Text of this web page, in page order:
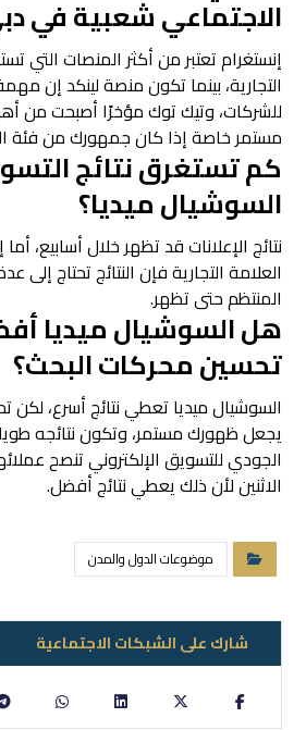
الاجتماعي شعبية في
إنستغرام تعتبر من أكثر المنصات التي
التجارية، بينما تكون منصة لينكد إن
للشركات، وتيك توك مؤخرًا أصبحت من
مستمر خاصة إذا كان جمهورك من فئة
كم تستغرق نتائج
السوشيال ميديا؟
نتائج الإعلانات قد تظهر خلال أسابيع،
العلامة التجارية فإن النتائج تحتاج
المنتظم حتى تظهر.
هل السوشيال ميديا
تحسين محركات البحث؟
السوشيال ميديا تعطي نتائج أسرع،
يجعل ظهورك مستمر، وتكون نتائجه
الجودي للتسويق الإلكتروني تنصح
الاثنين لأن ذلك يعطي نتائج أفضل.
موضوعات الدول والمدن